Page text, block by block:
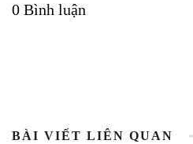
0 Bình luận
BÀI VIẾT LIÊN QUAN